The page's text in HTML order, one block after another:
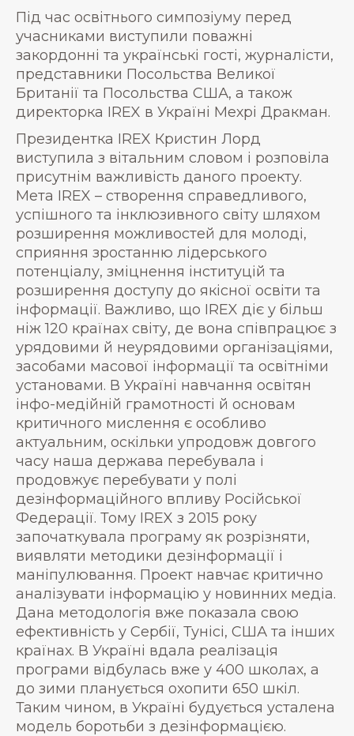
Під час освітнього симпозіуму перед
учасниками виступили поважні
закордонні та українські гості, журналісти,
представники Посольства Великої
Британії та Посольства США, а також
директорка IREX в Україні Мехрі Дракман.
Президентка IREX Кристин Лорд
виступила з вітальним словом і розповіла
присутнім важливість даного проекту.
Мета IREX – створення справедливого,
успішного та інклюзивного світу шляхом
розширення можливостей для молоді,
сприяння зростанню лідерського
потенціалу, зміцнення інституцій та
розширення доступу до якісної освіти та
інформації. Важливо, що IREX діє у більш
ніж 120 країнах світу, де вона співпрацює з
урядовими й неурядовими організаціями,
засобами масової інформації та освітніми
установами. В Україні навчання освітян
інфо-медійній грамотності й основам
критичного мислення є особливо
актуальним, оскільки упродовж довгого
часу наша держава перебувала і
продовжує перебувати у полі
дезінформаційного впливу Російської
Федерації. Тому IREX з 2015 року
започаткувала програму як розрізняти,
виявляти методики дезінформації і
маніпулювання. Проект навчає критично
аналізувати інформацію у новинних медіа.
Дана методологія вже показала свою
ефективність у Сербії, Тунісі, США та інших
країнах. В Україні вдала реалізація
програми відбулась вже у 400 школах, а
до зими планується охопити 650 шкіл.
Таким чином, в Україні будується усталена
модель боротьби з дезінформацією.